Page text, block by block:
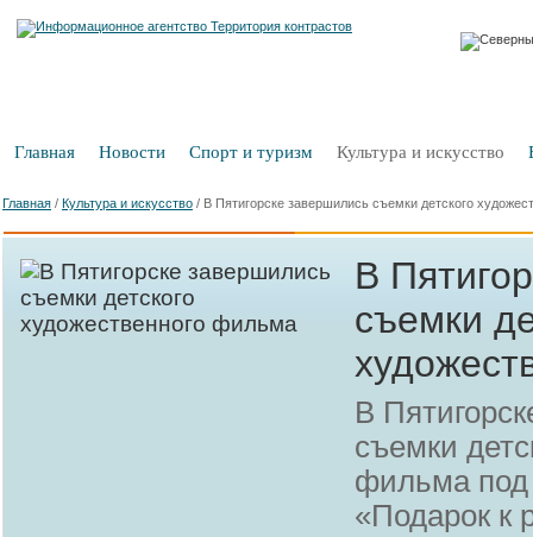
Главная Новости Спорт и туризм Культура и искусство
Главная / Культура и искусство / В Пятигорске завершились съемки детского
В
съемки
В
съемки
фильма под
«Подарок к